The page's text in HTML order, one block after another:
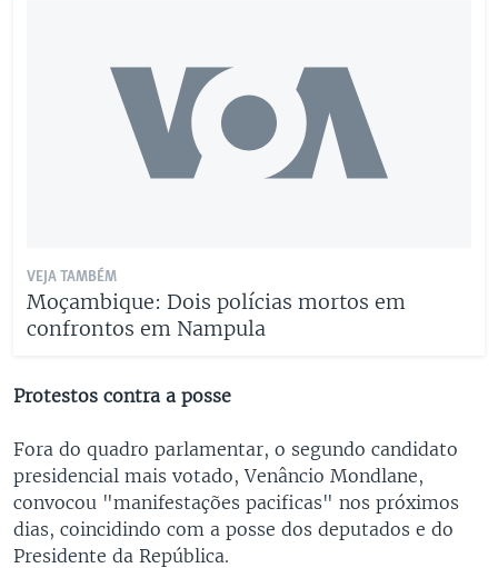
VEJA TAMBÉM
Moçambique: Dois polícias mortos em
confrontos em Nampula
Protestos contra a posse
Fora do quadro parlamentar, o segundo candidato
presidencial mais votado, Venâncio Mondlane,
convocou "manifestações pacificas" nos próximos
dias, coincidindo com a posse dos deputados e do
Presidente da República.